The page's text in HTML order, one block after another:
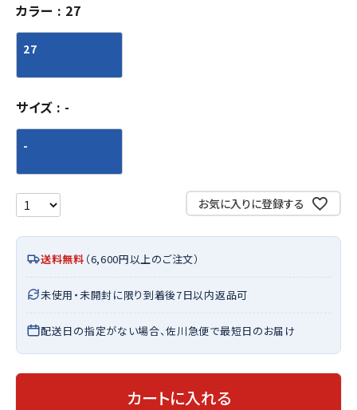
カラー 27
27
サイズ -
-
お気に入りに登録する
送料無料 （6,600円以上のご注文）
未使用・未開封に限り到着後7日以内返品可
配送日の指定がない場合、佐川急便で最短日のお届け
カートに入れる